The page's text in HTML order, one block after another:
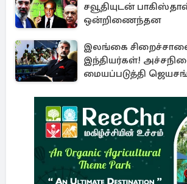
சவூதியுடன்
ஒன்றிணைந்தன
இலங்கை
இந்தியர்கள்!
மையப்படுத்தி